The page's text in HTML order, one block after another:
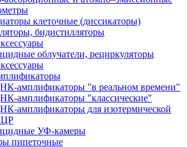
клеточные (диссикаторы)
бидистилляторы
облучатели, рециркуляторы
амплификаторы "в реальном времени"
амплификаторы "классические"
амплификаторы для изотермической
УФ-камеры
пипеточные